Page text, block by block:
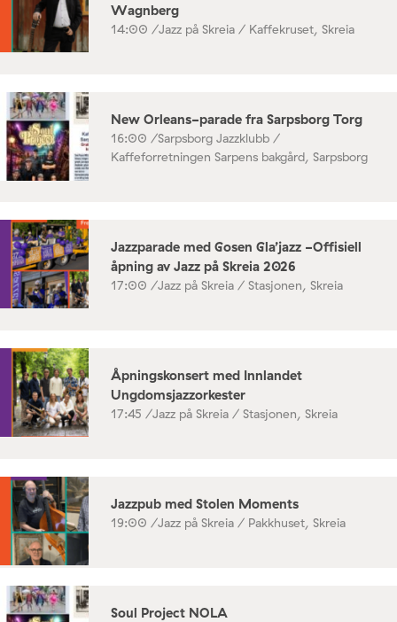
Wagnberg
14:00 /Jazz på Skreia / Kaffekruset, Skreia
New Orleans-parade fra Sarpsborg Torg
16:00 /Sarpsborg Jazzklubb /
Kaffeforretningen Sarpens bakgård, Sarpsborg
Jazzparade med Gosen Gla’jazz -Offisiell
åpning av Jazz på Skreia 2026
17:00 /Jazz på Skreia / Stasjonen, Skreia
Åpningskonsert med Innlandet
Ungdomsjazzorkester
17:45 /Jazz på Skreia / Stasjonen, Skreia
Jazzpub med Stolen Moments
19:00 /Jazz på Skreia / Pakkhuset, Skreia
Soul Project NOLA